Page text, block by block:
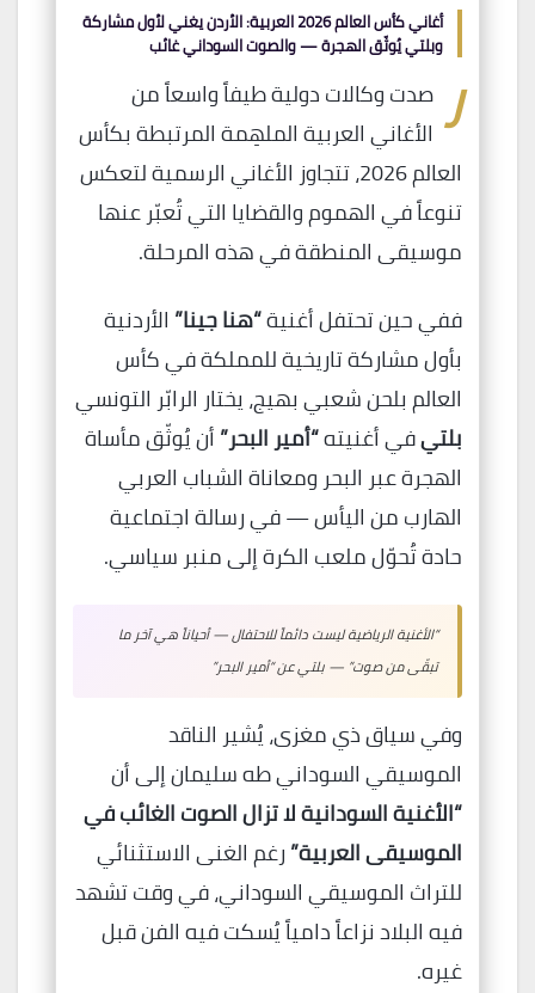
أغاني كأس العالم 2026 العربية: الأردن يغني لأول مشاركة
وبلتي يُوثّق الهجرة — والصوت السوداني غائب
ر صدت وكالات دولية طيفاً واسعاً من
الأغاني العربية الملهِمة المرتبطة بكأس
العالم 2026، تتجاوز الأغاني الرسمية لتعكس
تنوعاً في الهموم والقضايا التي تُعبّر عنها
موسيقى المنطقة في هذه المرحلة.
ففي حين تحتفل أغنية“هنا جينا” الأردنية
بأول مشاركة تاريخية للمملكة في كأس
العالم بلحن شعبي بهيج، يختار الرابّر التونسي
بلتيفي أغنيته“أمير البحر”أن يُوثّق مأساة
الهجرة عبر البحر ومعاناة الشباب العربي
الهارب من اليأس — في رسالة اجتماعية
حادة تُحوّل ملعب الكرة إلى منبر سياسي.
“الأغنية الرياضية ليست دائماً للاحتفال — أحياناً هي آخر ما
تبقّى من صوت” — بلتي عن “أمير البحر”
وفي سياق ذي مغزى، يُشير الناقد
الموسيقي السوداني طه سليمان إلى أن
“الأغنية السودانية لا تزال الصوت الغائب في
الموسيقى العربية”رغم الغنى الاستثنائي
للتراث الموسيقي السوداني، في وقت تشهد
فيه البلاد نزاعاً دامياً يُسكت فيه الفن قبل
غيره.